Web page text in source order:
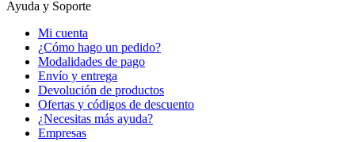
Ayuda y Soporte
Mi cuenta
¿Cómo hago un pedido?
Modalidades de pago
Envío y entrega
Devolución de productos
Ofertas y códigos de descuento
¿Necesitas más ayuda?
Empresas